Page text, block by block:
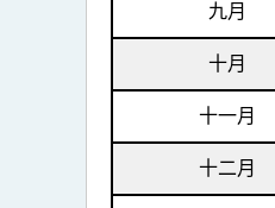
九月
十月
十一月
十二月